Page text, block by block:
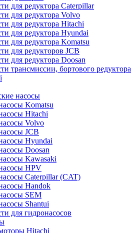
для редуктора Caterpillar
для редуктора Volvo
для редуктора Hitachi
для редуктора Hyundai
для редуктора Komatsu
для редукторов JCB
для редуктора Doosan
трансмиссии, бортового редуктора
насосы
Komatsu
Hitachi
Volvo
JCB
Hyundai
Doosan
Kawasaki
HPV
Caterpillar (CAT)
Handok
SEM
Shantui
для гидронасосов
Hitachi